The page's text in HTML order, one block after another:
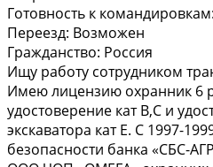
Готовность к командировкам:
Переезд: Возможен
Гражданство: Россия
Ищу работу сотрудником
Имею лицензию охранник 6
удостоверение кат В,С и
экскаватора кат Е. С 1997-
безопасности банка «СБС-